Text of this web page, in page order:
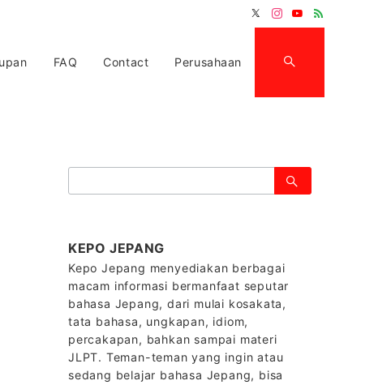
FAQ Contact Perusahaan
索：
KEPO JEPANG
Kepo Jepang menyediakan berbagai
macam informasi bermanfaat seputar
bahasa Jepang, dari mulai kosakata,
tata bahasa, ungkapan, idiom,
percakapan, bahkan sampai materi
JLPT. Teman-teman yang ingin atau
sedang belajar bahasa Jepang, bisa